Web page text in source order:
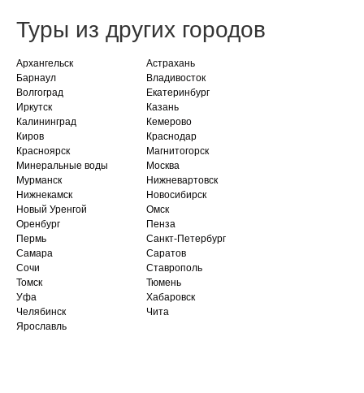
Туры из других городов
Архангельск
Астрахань
Барнаул
Владивосток
Волгоград
Екатеринбург
Иркутск
Казань
Калининград
Кемерово
Киров
Краснодар
Красноярск
Магнитогорск
Минеральные воды
Москва
Мурманск
Нижневартовск
Нижнекамск
Новосибирск
Новый Уренгой
Омск
Оренбург
Пенза
Пермь
Санкт-Петербург
Самара
Саратов
Сочи
Ставрополь
Томск
Тюмень
Уфа
Хабаровск
Челябинск
Чита
Ярославль